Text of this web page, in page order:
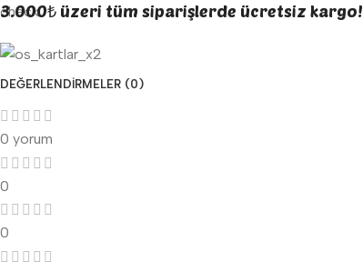
3.000₺ üzeri tüm siparişlerde ücretsiz kargo!
DEĞERLENDIRMELER (0)
0 yorum
0
0